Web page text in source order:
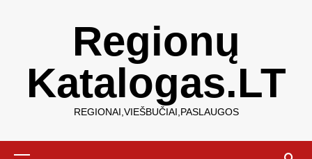
Regionų
Katalogas.LT
REGIONAI,VIEŠBUČIAI,PASLAUGOS